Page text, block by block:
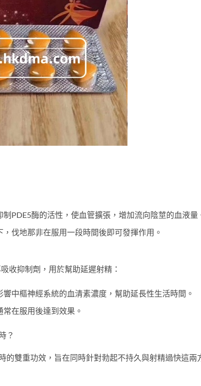
PDE5酶的活性，使血管擴張，增加流向陰莖的血液量
伐地那非在服用一段時間後即可發揮作用。
收抑制劑，用於幫助延遲射精：
中樞神經系統的血清素濃度，幫助延長性生活時間。
在服用後達到效果。
？
的雙重功效，旨在同時針對勃起不持久與射精過快這兩